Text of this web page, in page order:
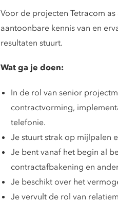
Voor de projecten Tetracom
aantoonbare kennis van en
resultaten stuurt.
Wat ga je doen:
In de rol van senior
contractvorming,
telefonie.
Je stuurt strak op mijlpalen
Je bent vanaf het begin al
contractafbakening en
Je beschikt over het
Je vervult de rol van